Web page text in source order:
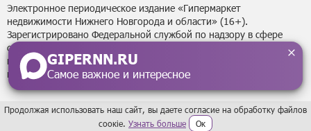
GIPERNN.RU
Самое важное и интересное
Электронное периодическое издание «Гипермаркет
недвижимости Нижнего Новгорода и области» (16+).
Зарегистрировано Федеральной службой по надзору в сфере
связи, информационных технологий
и массовых коммуникаций (Роскомнадзор) за регистрационным
номером Эл № ФС77-43795 от 07 февраля 2011 г.
Продолжая использовать наш сайт, вы даете согласие на обработку файлов
сoокіе. Узнать больше Ок